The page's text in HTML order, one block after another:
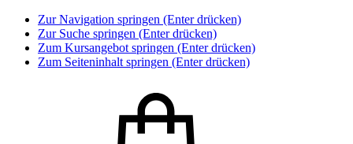
Zur Navigation springen (Enter drücken)
Zur Suche springen (Enter drücken)
Zum Kursangebot springen (Enter drücken)
Zum Seiteninhalt springen (Enter drücken)